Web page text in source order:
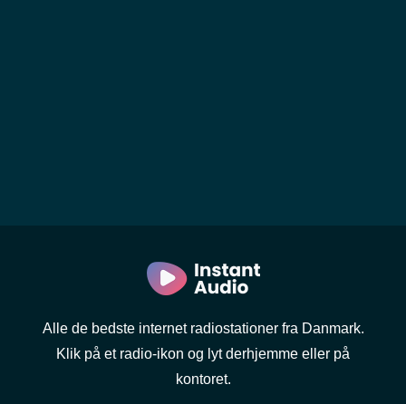
Alle de bedste internet radiostationer fra Danmark.
Klik på et radio-ikon og lyt derhjemme eller på
kontoret.